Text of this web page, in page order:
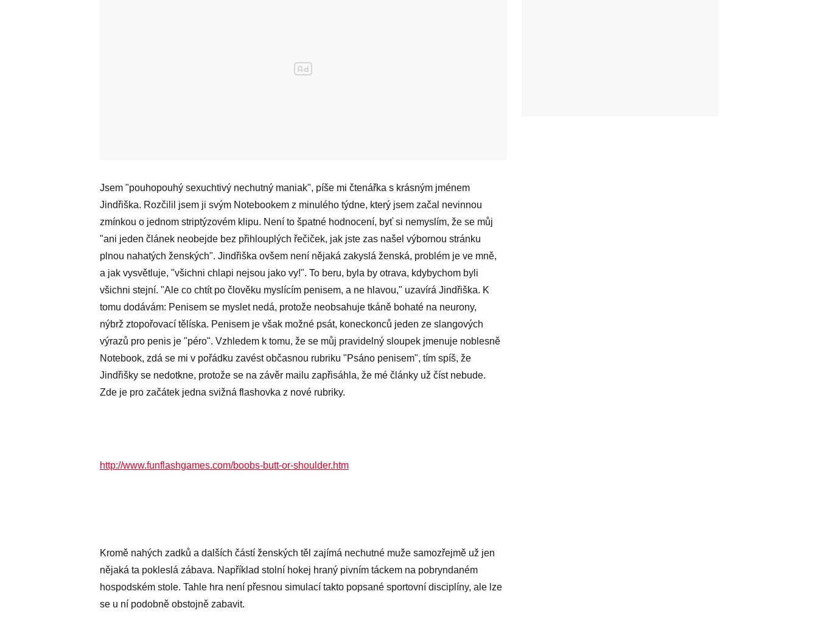
Jsem "pouhopouhý sexuchtivý nechutný maniak", píše mi čtenářka s krásným jménem
Jindřiška. Rozčilil jsem ji svým Notebookem z minulého týdne, který jsem začal nevinnou
zmínkou o jednom striptýzovém klipu. Není to špatné hodnocení, byť si nemyslím, že se můj
"ani jeden článek neobejde bez přihlouplých řečiček, jak jste zas našel výbornou stránku
plnou nahatých ženských". Jindřiška ovšem není nějaká zakyslá ženská, problém je ve mně,
a jak vysvětluje, "všichni chlapi nejsou jako vy!". To beru, byla by otrava, kdybychom byli
všichni stejní. "Ale co chtít po člověku myslícím penisem, a ne hlavou," uzavírá Jindřiška. K
tomu dodávám: Penisem se myslet nedá, protože neobsahuje tkáně bohaté na neurony,
nýbrž ztopořovací tělíska. Penisem je však možné psát, koneckonců jeden ze slangových
výrazů pro penis je "péro". Vzhledem k tomu, že se můj pravidelný sloupek jmenuje noblesně
Notebook, zdá se mi v pořádku zavést občasnou rubriku "Psáno penisem", tím spíš, že
Jindřišky se nedotkne, protože se na závěr mailu zapřisáhla, že mé články už číst nebude.
Zde je pro začátek jedna svižná flashovka z nové rubriky.
http://www.funflashgames.com/boobs-butt-or-shoulder.htm
Kromě nahých zadků a dalších částí ženských těl zajímá nechutné muže samozřejmě už jen
nějaká ta pokleslá zábava. Například stolní hokej hraný pivním táckem na pobryndaném
hospodském stole. Tahle hra není přesnou simulací takto popsané sportovní disciplíny, ale lze
se u ní podobně obstojně zabavit.